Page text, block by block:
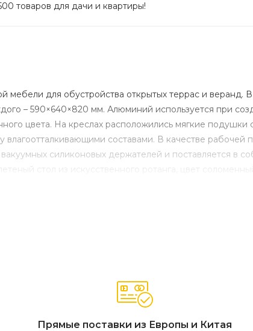
товаров для дачи и квартиры!
мебели для обустройства открытых террас и веранд.
– 590×640×820 мм. Алюминий используется при
цвета. На креслах расположились мягкие подушки
влагоотталкивающими составами. В качестве рабочей
силиконовых держателей и поставляется в
стол из искусственного ротанга, цвет
Прямые поставки из Европы и Китая